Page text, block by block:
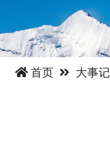
首页 大事记